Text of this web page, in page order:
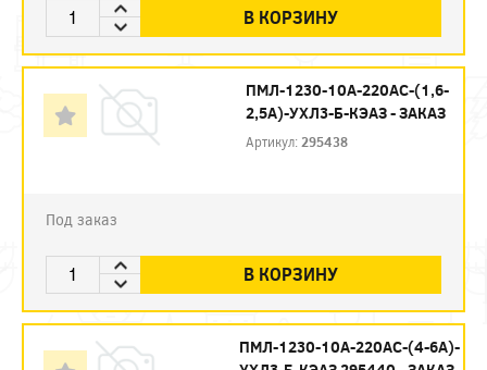
В КОРЗИНУ
ПМЛ-1230-10А-220АС-(1,6-
2,5А)-УХЛ3-Б-КЭАЗ - ЗАКАЗ
Артикул: 295438
Под заказ
В КОРЗИНУ
ПМЛ-1230-10А-220АС-(4-6А)-